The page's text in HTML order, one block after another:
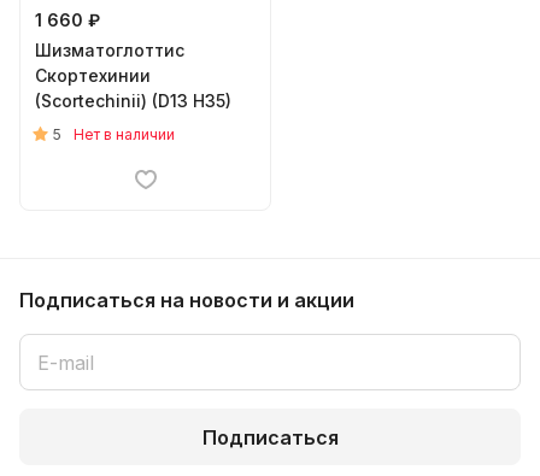
1 660 ₽
Шизматоглоттис
Скортехинии
(Scortechinii) (D13 H35)
5 Нет в наличии
Подписаться на новости и акции
Подписаться